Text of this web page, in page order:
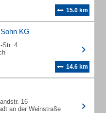
15.0 km
KG
Str. 4
14.6 km
16
an der Weinstraße